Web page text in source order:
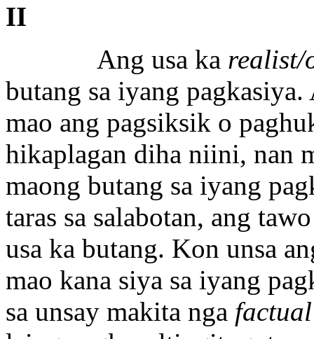
II
Ang usa ka realist/
butang sa iyang
mao ang pagsiksik o
hikaplagan diha niini, nan
maong butang sa iyang
taras sa salabotan, ang
usa ka butang. Kon unsa
mao kana siya sa iyang
sa unsay makita nga